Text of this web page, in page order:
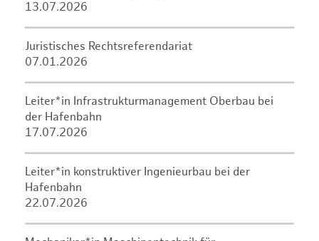
13.07.2026
Juristisches Rechtsreferendariat
07.01.2026
Leiter*in Infrastrukturmanagement Oberbau bei
der Hafenbahn
17.07.2026
Leiter*in konstruktiver Ingenieurbau bei der
Hafenbahn
22.07.2026